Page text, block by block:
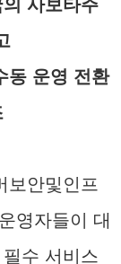
사보타주
동 운영 전환
보안및인프
영자들이 대
수 서비스